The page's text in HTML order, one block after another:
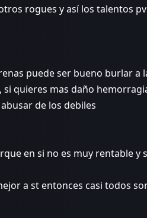
rogues y así los talentos
puede ser bueno burlar a
si quieres mas daño
de los debiles
en si no es muy rentable y
a st entonces casi todos